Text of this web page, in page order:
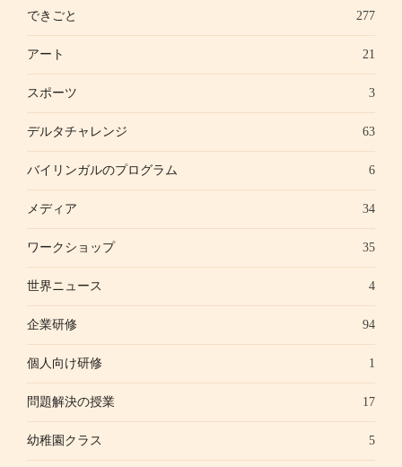
できごと 277
アート 21
スポーツ 3
デルタチャレンジ 63
バイリンガルのプログラム 6
メディア 34
ワークショップ 35
世界ニュース 4
企業研修 94
個人向け研修 1
問題解決の授業 17
幼稚園クラス 5